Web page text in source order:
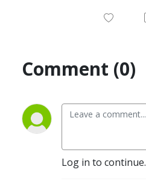
Comment (0)
Log in to continue.